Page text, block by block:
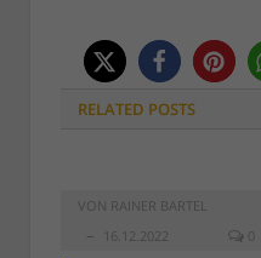
RELATED POSTS
VON RAINER BARTEL
16.12.2022
0